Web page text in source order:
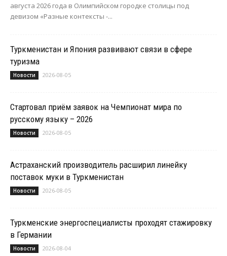
августа 2026 года в Олимпийском городке столицы под
девизом «Разные контексты -...
Туркменистан и Япония развивают связи в сфере
туризма
Новости 2026-08-05
Стартовал приём заявок на Чемпионат мира по
русскому языку – 2026
Новости 2026-08-05
Астраханский производитель расширил линейку
поставок муки в Туркменистан
Новости 2026-08-05
Туркменские энергоспециалисты проходят стажировку
в Германии
Новости 2026-08-04